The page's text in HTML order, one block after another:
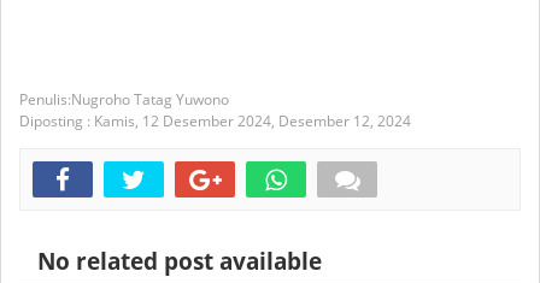
Nugroho Tatag Yuwono
Diposting : Kamis, 12 Desember 2024, Desember 12, 2024
No related post available